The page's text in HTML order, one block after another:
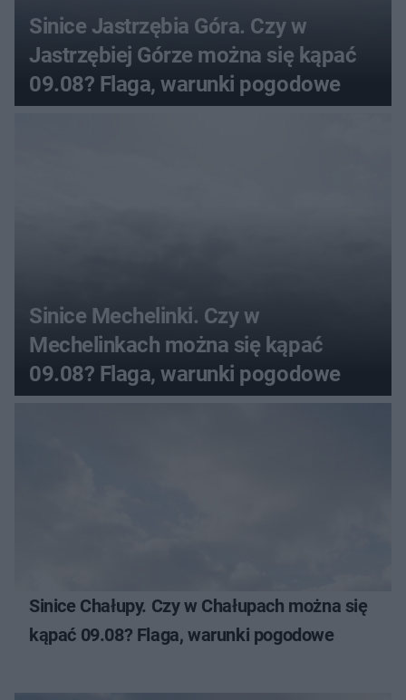
Sinice Jastrzębia Góra. Czy w
Jastrzębiej Górze można się kąpać
09.08? Flaga, warunki pogodowe
Sinice Mechelinki. Czy w
Mechelinkach można się kąpać
09.08? Flaga, warunki pogodowe
Sinice Chałupy. Czy w Chałupach można się
kąpać 09.08? Flaga, warunki pogodowe